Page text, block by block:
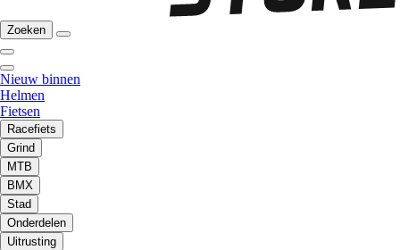
Zoeken
Nieuw binnen
Helmen
Fietsen
Racefiets
Grind
MTB
BMX
Stad
Onderdelen
Uitrusting